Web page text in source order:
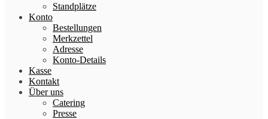
Standplätze
Konto
Bestellungen
Merkzettel
Adresse
Konto-Details
Kasse
Kontakt
Über uns
Catering
Presse